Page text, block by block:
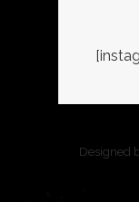
Designed